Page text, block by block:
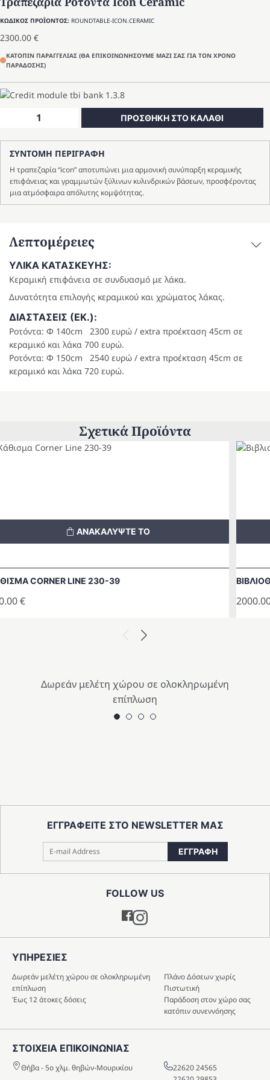
ΚΩΔΙΚΟΣ ΠΡΟΪΟΝΤΟΣ: ROUNDTABLE-ICON.CERAMIC
2300.00 €
ΚΑΤΟΠΙΝ ΠΑΡΑΓΓΕΛΙΑΣ (ΘΑ ΕΠΙΚΟΙΝΩΝΗΣΟΥΜΕ ΜΑΖΙ ΣΑΣ ΓΙΑ ΤΟΝ ΧΡΟΝΟ
ΠΑΡΑΔΟΣΗΣ)
Τραπεζαρία
Icon
Ceramic
ποσότητα
ΠΡΟΣΘΗΚΗ ΣΤΟ ΚΑΛΑΘΙ
ΣΥΝΤΟΜΗ ΠΕΡΙΓΡΑΦΗ
Η τραπεζαρία “icon” αποτυπώνει μια αρμονική συνύπαρξη κεραμικής
επιφάνειας και γραμμωτών ξύλινων κυλινδρικών βάσεων, προσφέροντας
μια ατμόσφαιρα απόλυτης κομψότητας.
Λεπτομέρειες
ΥΛΙΚΑ ΚΑΤΑΣΚΕΥΗΣ:
Κεραμική επιφάνεια σε συνδυασμό με λάκα.
Δυνατότητα επιλογής κεραμικού και χρώματος λάκας.
ΔΙΑΣΤΑΣΕΙΣ (ΕΚ.):
Ροτόντα: Φ 140cm 2300 ευρώ / extra προέκταση 45cm σε
κεραμικό και λάκα 700 ευρώ.
Ροτόντα: Φ 150cm 2540 ευρώ / extra προέκταση 45cm σε
κεραμικό και λάκα 720 ευρώ.
Σχετικά Προϊόντα
Previous
CORNER LINE 230-39
€
ΑΝΑΚΑΛΥΨΤΕ ΤΟ
Next
Δωρεάν μελέτη χώρου σε ολοκληρωμένη
επίπλωση
FOLLOW US
Instagram
ΕΓΓΡΑΦΕΙΤΕ ΣΤΟ NEWSLETTER ΜΑΣ
ΕΓΓΡΑΦΗ
ΥΠΗΡΕΣIΕΣ
Δωρεάν μελέτη χώρου σε ολοκληρωμένη
επίπλωση
Πλάνο Δόσεων χωρίς
Πιστωτική
Έως 12 άτοκες δόσεις
Παράδοση στον χώρο σας
κατόπιν συνεννόησης
ΣΤΟΙΧΕΙΑ ΕΠΙΚΟΙΝΩΝΙΑΣ
Θήβα - 5o χλμ. θηβών-Μουρικίου
22620 24565